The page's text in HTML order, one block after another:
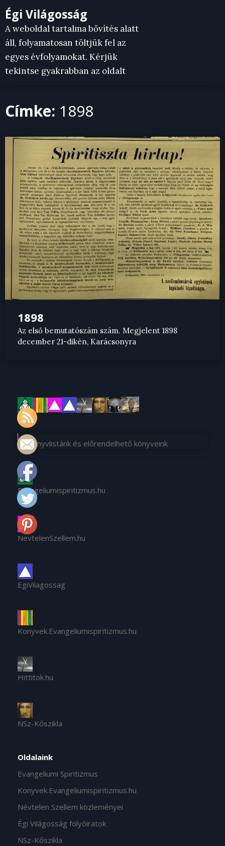
Skip
to
content
Égi Világosság
A weboldal tartalma bővítés alatt
áll, folyamatosan töltjük fel az
egyes évfolyamokat. Kérjük
tekintse gyakrabban az oldalt
Címke: 1898
1898
Az első bemutatószám szám. Megjelent 1898
december 21-dikén, Karácsonyra
Könyvlistánk és előrendelhető könyveink
Evangeliumispiritizmus.hu
NevtelenSzellem.hu
EgiVilagossag
Konyvek.Evangeliumispiritizmus.hu
Hittitok.hu
NSz-Kőszikla
Oldalaink
Evangeliumi Spiritizmus
Konyvek.Evangeliumispiritizmus.hu
Névtelen Szellem közleményei
Égi Világosság folyóiratok
NSz-Kőszikla